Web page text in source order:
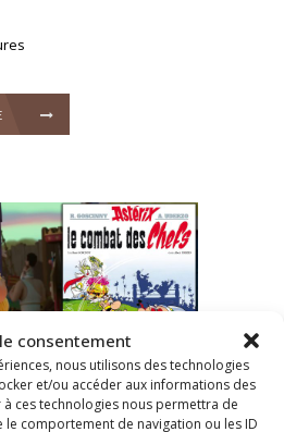
consentement
nous utilisons des technologies
et/ou accéder aux informations des
ces technologies nous permettra de
comportement de navigation ou les ID
/ 0